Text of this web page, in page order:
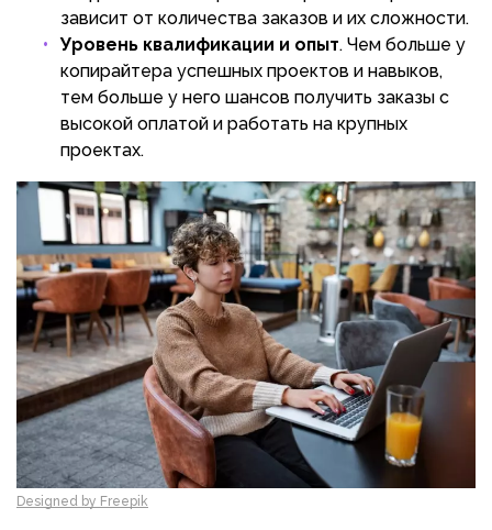
зависит от количества заказов и их сложности.
Уровень квалификации и опыт. Чем больше у
копирайтера успешных проектов и навыков,
тем больше у него шансов получить заказы с
высокой оплатой и работать на крупных
проектах.
Designed by Freepik